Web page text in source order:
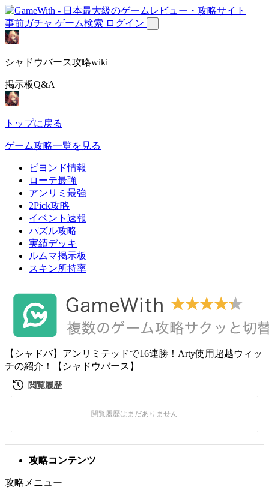
事前ガチャ ゲーム検索 ログイン
シャドウバース攻略wiki
掲示板Q&A
トップに戻る
ゲーム攻略一覧を見る
ビヨンド情報
ローテ最強
アンリミ最強
2Pick攻略
イベント速報
パズル攻略
実績デッキ
ルムマ掲示板
スキン所持率
【シャドバ】アンリミテッドで16連勝！Arty使用超越ウィッ
チの紹介！【シャドウバース】
攻略コンテンツ
攻略メニュー